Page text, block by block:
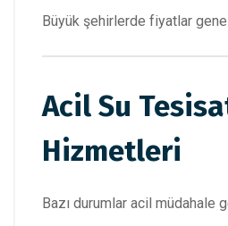
Büyük şehirlerde fiyatlar
Acil Su
Hizmetleri
Bazı durumlar acil müdahale